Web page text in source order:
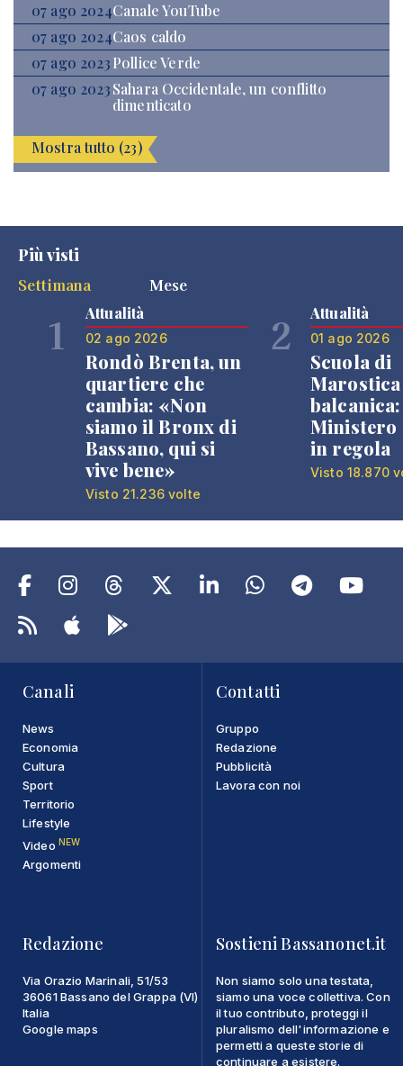
07 ago 2024Canale YouTube
07 ago 2024Caos caldo
07 ago 2023Pollice Verde
07 ago 2023Sahara Occidentale, un conflitto
dimenticato
Mostra tutto (23)
Più visti
Settimana
Mese
1 Attualità
02 ago 2026
Rondò Brenta, un
quartiere che
cambia: «Non
siamo il Bronx di
Bassano, qui si
vive bene»
Visto 21.236 volte
2 Attualità
01 ago 2026
Scuola di
Ministero
in regola
Visto 18.870
Canali
News
Economia
Cultura
Sport
Territorio
Lifestyle
Video NEW
Argomenti
Contatti
Gruppo
Redazione
Pubblicità
Lavora con noi
Redazione
Via Orazio Marinali, 51/53
36061 Bassano del Grappa (VI)
Italia
Google maps
Sostieni Bassanonet.it
Non siamo solo una testata,
siamo una voce collettiva. Con
il tuo contributo, proteggi il
pluralismo dell'informazione e
permetti a queste storie di
continuare a esistere.